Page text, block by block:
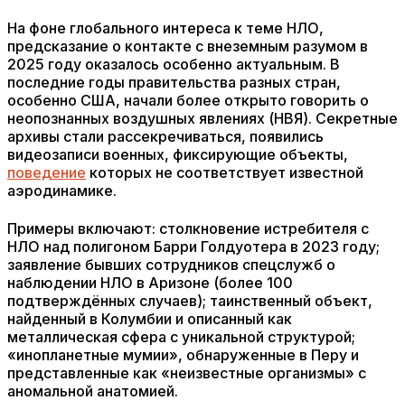
На фоне глобального интереса к теме НЛО,
предсказание о контакте с внеземным разумом в
2025 году оказалось особенно актуальным. В
последние годы правительства разных стран,
особенно США, начали более открыто говорить о
неопознанных воздушных явлениях (НВЯ). Секретные
архивы стали рассекречиваться, появились
видеозаписи военных, фиксирующие объекты,
поведение которых не соответствует известной
аэродинамике.
Примеры включают: столкновение истребителя с
НЛО над полигоном Барри Голдуотера в 2023 году;
заявление бывших сотрудников спецслужб о
наблюдении НЛО в Аризоне (более 100
подтверждённых случаев); таинственный объект,
найденный в Колумбии и описанный как
металлическая сфера с уникальной структурой;
«инопланетные мумии», обнаруженные в Перу и
представленные как «неизвестные организмы» с
аномальной анатомией.